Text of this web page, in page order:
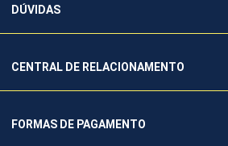
DÚVIDAS
CENTRAL DE RELACIONAMENTO
FORMAS DE PAGAMENTO